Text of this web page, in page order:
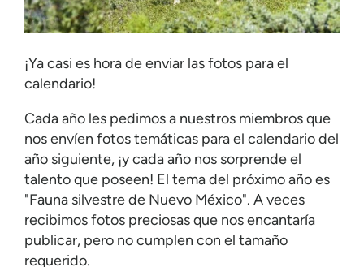
¡Ya casi es hora de enviar las fotos para el
calendario!
Cada año les pedimos a nuestros miembros que
nos envíen fotos temáticas para el calendario del
año siguiente, ¡y cada año nos sorprende el
talento que poseen! El tema del próximo año es
"Fauna silvestre de Nuevo México". A veces
recibimos fotos preciosas que nos encantaría
publicar, pero no cumplen con el tamaño
requerido.